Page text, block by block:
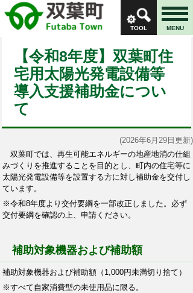
TOOL MENU
【令和8年度】双葉町住
宅用太陽光発電設備等
導入支援補助金につい
て
(2026年6月29日更新)
双葉町では、再生可能エネルギーの地産地消の仕組
みづくりを推進することを目的とし、町内の住宅等に
太陽光発電設備等を設置する方に対し補助金を交付し
ています。
※令和8年度より交付要綱を一部改正しました。必ず
交付要綱を確認の上、申請ください。
補助対象機器および補助額
補助対象機器および補助額（1,000円未満切り捨て）
※すべて自家消費型の未使用品に限る。